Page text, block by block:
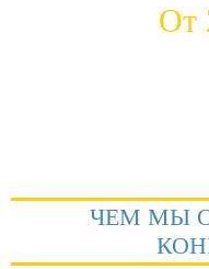
От
ЧЕМ МЫ